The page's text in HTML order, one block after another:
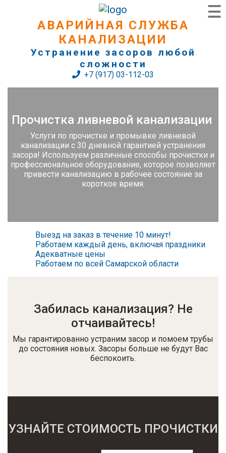
АВАРИЙНАЯ СЛУЖБА
КАНАЛИЗАЦИИ
Устранение засоров любой
сложности
+7 (917) 03-112-03
Прочистка ливневой канализации
Услуги по прочистке и промывке ливневой
канализации с 30 дневной гарантией устранения
засора! Используем различные способы прочистки и
профессиональное оборудование, которое позволяет
привести канализацию в рабочее состояние за
короткое время.
Выезд на заказ в течение 10 минут!
Работаем каждый день, включая праздники
Адекватные цены
Работаем по всей Самарской области
Забилась канализация? Не
отчаивайтесь!
Мы гарантированно устраним засор и помоем трубы
до состояния новых. Засоры больше не будут Вас
беспокоить.
УЗНАЙТЕ СТОИМОСТЬ ПРОЧИСТКИ